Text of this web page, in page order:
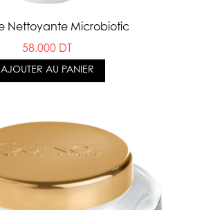
Nettoyante Microbiotic
58.000 DT
AJOUTER AU PANIER